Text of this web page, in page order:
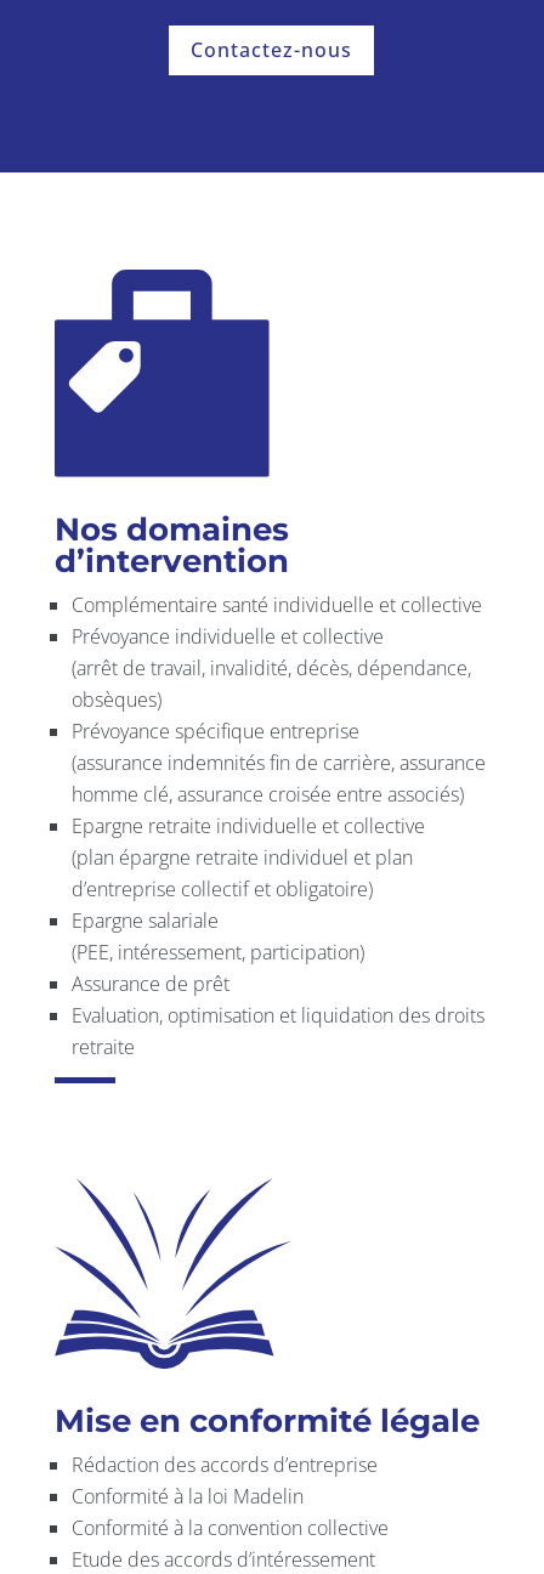
Contactez-nous
Nos domaines
d’intervention
Complémentaire santé individuelle et collective
Prévoyance individuelle et collective
(arrêt de travail, invalidité, décès, dépendance,
obsèques)
Prévoyance spécifique entreprise
(assurance indemnités fin de carrière, assurance
homme clé, assurance croisée entre associés)
Epargne retraite individuelle et collective
(plan épargne retraite individuel et plan
d’entreprise collectif et obligatoire)
Epargne salariale
(PEE, intéressement, participation)
Assurance de prêt
Evaluation, optimisation et liquidation des droits
retraite
Mise en conformité légale
Rédaction des accords d’entreprise
Conformité à la loi Madelin
Conformité à la convention collective
Etude des accords d’intéressement